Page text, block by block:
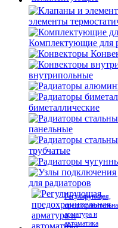
элементы
Комплектующие для
внутрипольные
биметаллические
панельные
трубчатые
для радиаторов
Регулирующая,
арматура и
автоматика